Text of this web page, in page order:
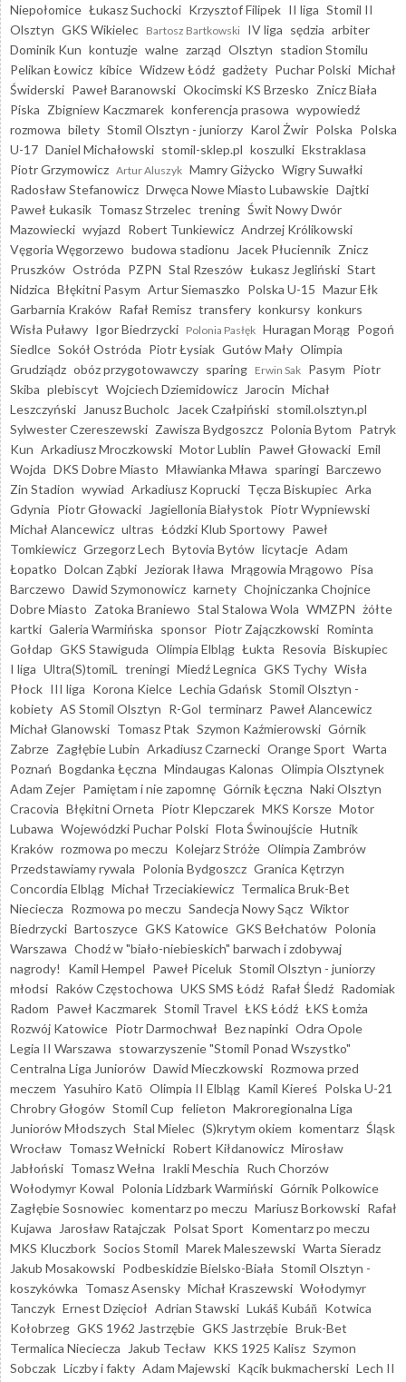
Niepołomice Łukasz Suchocki Krzysztof Filipek II liga Stomil II
Olsztyn GKS Wikielec Bartosz Bartkowski IV liga sędzia arbiter
Dominik Kun kontuzje walne zarząd Olsztyn stadion Stomilu
Pelikan Łowicz kibice Widzew Łódź gadżety Puchar Polski Michał
Świderski Paweł Baranowski Okocimski KS Brzesko Znicz Biała
Piska Zbigniew Kaczmarek konferencja prasowa wypowiedź
rozmowa bilety Stomil Olsztyn - juniorzy Karol Żwir Polska Polska
U-17 Daniel Michałowski stomil-sklep.pl koszulki Ekstraklasa
Piotr Grzymowicz Artur Aluszyk Mamry Giżycko Wigry Suwałki
Radosław Stefanowicz Drwęca Nowe Miasto Lubawskie Dajtki
Paweł Łukasik Tomasz Strzelec trening Świt Nowy Dwór
Mazowiecki wyjazd Robert Tunkiewicz Andrzej Królikowski
Vęgoria Węgorzewo budowa stadionu Jacek Płuciennik Znicz
Pruszków Ostróda PZPN Stal Rzeszów Łukasz Jegliński Start
Nidzica Błękitni Pasym Artur Siemaszko Polska U-15 Mazur Ełk
Garbarnia Kraków Rafał Remisz transfery konkursy konkurs
Wisła Puławy Igor Biedrzycki Polonia Pasłęk Huragan Morąg Pogoń
Siedlce Sokół Ostróda Piotr Łysiak Gutów Mały Olimpia
Grudziądz obóz przygotowawczy sparing Erwin Sak Pasym Piotr
Skiba plebiscyt Wojciech Dziemidowicz Jarocin Michał
Leszczyński
Janusz Bucholc Jacek Czałpiński stomil.olsztyn.pl
Sylwester Czereszewski Zawisza Bydgoszcz Polonia Bytom Patryk
Kun Arkadiusz Mroczkowski Motor Lublin Paweł Głowacki Emil
Wojda DKS Dobre Miasto Mławianka Mława sparingi Barczewo
Zin Stadion wywiad Arkadiusz Koprucki Tęcza Biskupiec Arka
Gdynia Piotr Głowacki Jagiellonia Białystok Piotr Wypniewski
Michał Alancewicz ultras Łódzki Klub Sportowy Paweł
Tomkiewicz Grzegorz Lech Bytovia Bytów licytacje Adam
Łopatko Dolcan Ząbki Jeziorak Iława Mrągowia Mrągowo Pisa
Barczewo Dawid Szymonowicz karnety Chojniczanka Chojnice
Dobre Miasto Zatoka Braniewo Stal Stalowa Wola WMZPN żółte
kartki Galeria Warmińska sponsor Piotr Zajączkowski Rominta
Gołdap GKS Stawiguda Olimpia Elbląg Łukta Resovia Biskupiec
I liga Ultra(S)tomiL treningi Miedź Legnica GKS Tychy Wisła
Płock III liga Korona Kielce Lechia Gdańsk Stomil Olsztyn -
kobiety AS Stomil Olsztyn R-Gol terminarz Paweł Alancewicz
Michał Glanowski Tomasz Ptak Szymon Kaźmierowski Górnik
Zabrze Zagłębie Lubin Arkadiusz Czarnecki Orange Sport Warta
Poznań Bogdanka Łęczna Mindaugas Kalonas Olimpia Olsztynek
Adam Zejer Pamiętam i nie zapomnę Górnik Łęczna Naki Olsztyn
Cracovia Błękitni Orneta Piotr Klepczarek MKS Korsze Motor
Lubawa Wojewódzki Puchar Polski Flota Świnoujście Hutnik
Kraków rozmowa po meczu Kolejarz Stróże Olimpia Zambrów
Przedstawiamy rywala Polonia Bydgoszcz Granica Kętrzyn
Concordia Elbląg Michał Trzeciakiewicz Termalica Bruk-Bet
Nieciecza Rozmowa po meczu Sandecja Nowy Sącz Wiktor
Biedrzycki Bartoszyce GKS Katowice GKS Bełchatów Polonia
Warszawa Chodź w "biało-niebieskich" barwach i zdobywaj
nagrody!
Kamil Hempel Paweł Piceluk Stomil Olsztyn - juniorzy
młodsi Raków Częstochowa UKS SMS Łódź Rafał Śledź Radomiak
Radom Paweł Kaczmarek Stomil Travel ŁKS Łódź ŁKS Łomża
Rozwój Katowice Piotr Darmochwał Bez napinki Odra Opole
Legia II Warszawa stowarzyszenie "Stomil Ponad Wszystko"
Centralna Liga Juniorów Dawid Mieczkowski Rozmowa przed
meczem Yasuhiro Katō Olimpia II Elbląg Kamil Kiereś Polska U-21
Chrobry Głogów Stomil Cup felieton Makroregionalna Liga
Juniorów Młodszych Stal Mielec (S)krytym okiem komentarz Śląsk
Wrocław Tomasz Wełnicki Robert Kiłdanowicz Mirosław
Jabłoński Tomasz Wełna Irakli Meschia Ruch Chorzów
Wołodymyr Kowal Polonia Lidzbark Warmiński Górnik Polkowice
Zagłębie Sosnowiec komentarz po meczu Mariusz Borkowski Rafał
Kujawa
Jarosław Ratajczak Polsat Sport Komentarz po meczu
MKS Kluczbork Socios Stomil Marek Maleszewski Warta Sieradz
Jakub Mosakowski Podbeskidzie Bielsko-Biała Stomil Olsztyn -
koszykówka Tomasz Asensky Michał Kraszewski Wołodymyr
Tanczyk Ernest Dzięcioł Adrian Stawski Lukáš Kubáň Kotwica
Kołobrzeg GKS 1962 Jastrzębie GKS Jastrzębie Bruk-Bet
Termalica Nieciecza
Jakub Tecław KKS 1925 Kalisz Szymon
Sobczak Liczby i fakty Adam Majewski Kącik bukmacherski Lech II